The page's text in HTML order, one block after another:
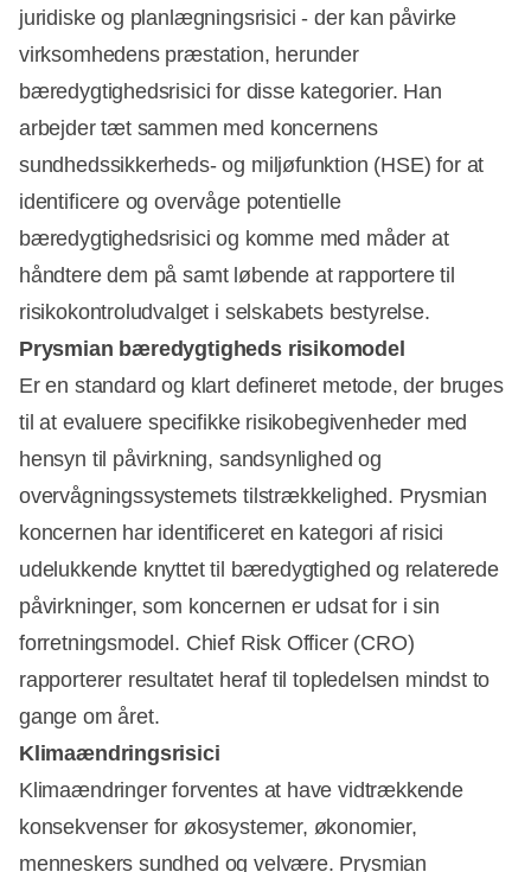
juridiske og planlægningsrisici - der kan påvirke
virksomhedens præstation, herunder
bæredygtighedsrisici for disse kategorier. Han
arbejder tæt sammen med koncernens
sundhedssikkerheds- og miljøfunktion (HSE) for at
identificere og overvåge potentielle
bæredygtighedsrisici og komme med måder at
håndtere dem på samt løbende at rapportere til
risikokontroludvalget i selskabets bestyrelse.
Prysmian bæredygtigheds risikomodel
Er en standard og klart defineret metode, der bruges
til at evaluere specifikke risikobegivenheder med
hensyn til påvirkning, sandsynlighed og
overvågningssystemets tilstrækkelighed. Prysmian
koncernen har identificeret en kategori af risici
udelukkende knyttet til bæredygtighed og relaterede
påvirkninger, som koncernen er udsat for i sin
forretningsmodel. Chief Risk Officer (CRO)
rapporterer resultatet heraf til topledelsen mindst to
gange om året.
Klimaændringsrisici
Klimaændringer forventes at have vidtrækkende
konsekvenser for økosystemer, økonomier,
menneskers sundhed og velvære. Prysmian